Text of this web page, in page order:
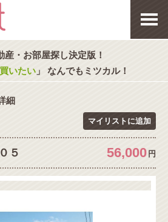
産・お部屋探し決定版！
買いたい」 なんでもミツカル！
細
マイリストに追加
５ 56,000 円